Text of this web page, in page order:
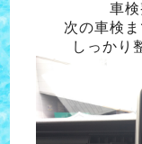
車検
次の車検
しっかり